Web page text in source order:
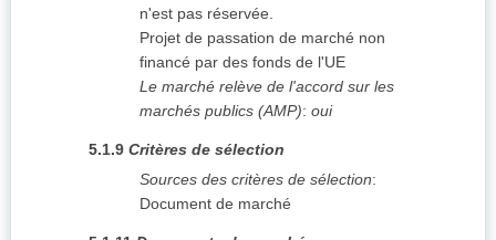
n'est pas réservée.
Projet de passation de marché non
financé par des fonds de l'UE
Le marché relève de l'accord sur les
marchés publics (AMP): oui
5.1.9 Critères de sélection
Sources des critères de sélection:
Document de marché